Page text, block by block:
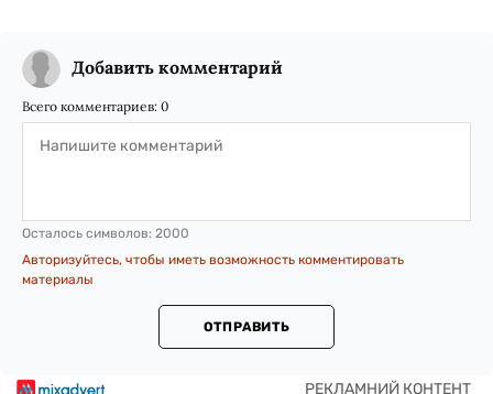
Добавить комментарий
Всего комментариев: 0
Осталось символов: 2000
Авторизуйтесь, чтобы иметь возможность комментировать
материалы
ОТПРАВИТЬ